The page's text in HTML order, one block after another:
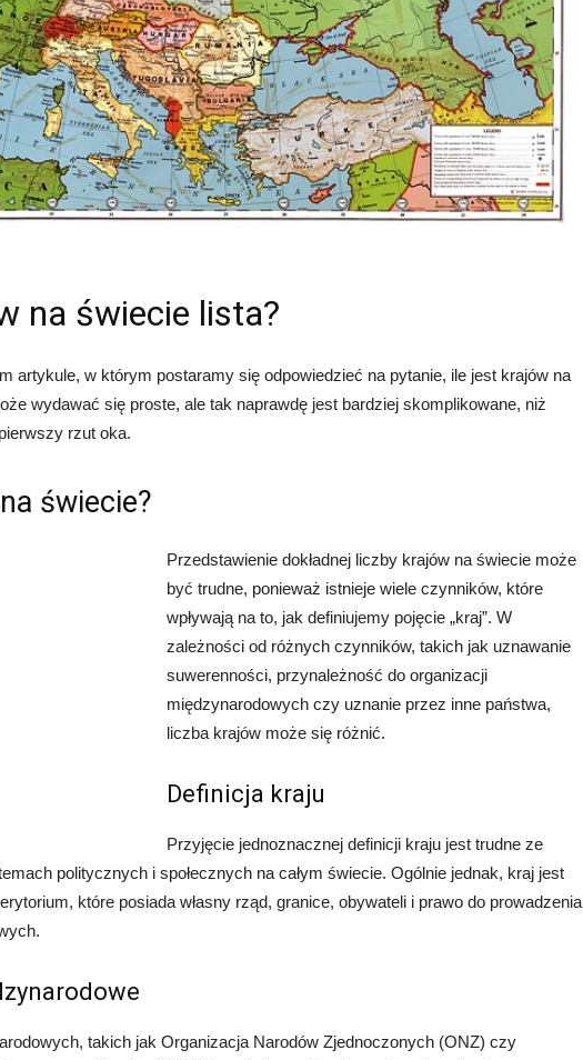
na świecie lista?
artykule, w którym postaramy się odpowiedzieć na pytanie, ile jest krajów na
wydawać się proste, ale tak naprawdę jest bardziej skomplikowane, niż
rzut oka.
świecie?
Przedstawienie dokładnej liczby krajów na świecie może
być trudne, ponieważ istnieje wiele czynników, które
wpływają na to, jak definiujemy pojęcie „kraj”. W
zależności od różnych czynników, takich jak uznawanie
suwerenności, przynależność do organizacji
międzynarodowych czy uznanie przez inne państwa,
liczba krajów może się różnić.
Definicja kraju
Przyjęcie jednoznacznej definicji kraju jest trudne ze
politycznych i społecznych na całym świecie. Ogólnie jednak, kraj jest
które posiada własny rząd, granice, obywateli i prawo do prowadzenia
takich jak Organizacja Narodów Zjednoczonych (ONZ) czy